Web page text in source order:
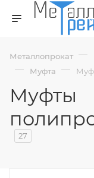
Металлопрокат —
— Муфта —
Муфты
27